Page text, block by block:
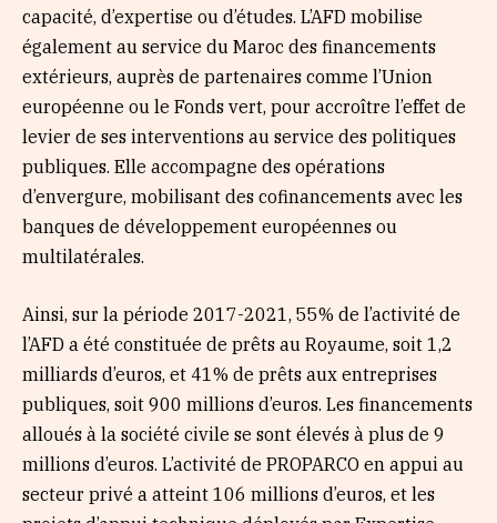
capacité, d’expertise ou d’études. L’AFD mobilise
également au service du Maroc des financements
extérieurs, auprès de partenaires comme l’Union
européenne ou le Fonds vert, pour accroître l’effet de
levier de ses interventions au service des politiques
publiques. Elle accompagne des opérations
d’envergure, mobilisant des cofinancements avec les
banques de développement européennes ou
multilatérales.
Ainsi, sur la période 2017-2021, 55% de l’activité de
l’AFD a été constituée de prêts au Royaume, soit 1,2
milliards d’euros, et 41% de prêts aux entreprises
publiques, soit 900 millions d’euros. Les financements
alloués à la société civile se sont élevés à plus de 9
millions d’euros. L’activité de PROPARCO en appui au
secteur privé a atteint 106 millions d’euros, et les